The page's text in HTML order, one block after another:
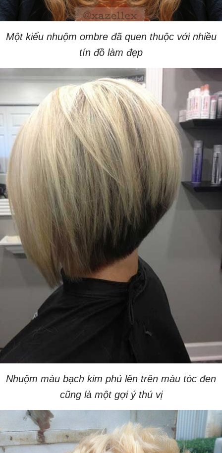
Một kiểu nhuộm ombre đã quen thuộc với nhiều
tín đồ làm đẹp
Nhuộm màu bạch kim phủ lên trên màu tóc đen
cũng là một gợi ý thú vị